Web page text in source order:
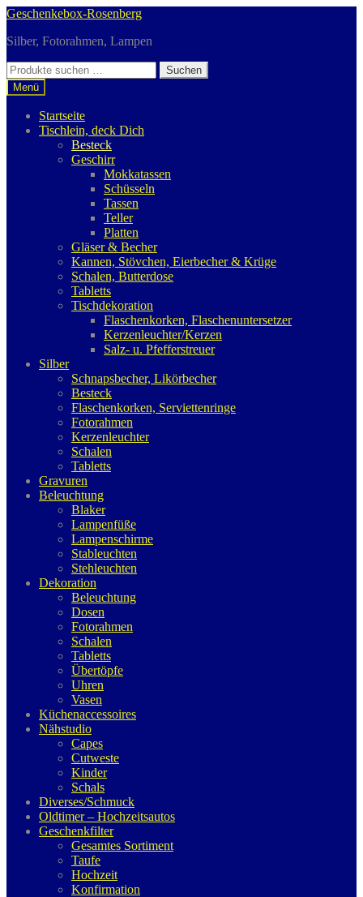
Zur
springen
Zum
springen
Geschenkebox-Rosenberg
Silber, Fotorahmen, Lampen
Suchen
nach:
Suchen
Menü
Startseite
Tischlein, deck Dich
Besteck
Geschirr
Mokkatassen
Schüsseln
Tassen
Teller
Platten
Gläser & Becher
Kannen, Stövchen, Eierbecher & Krüge
Schalen, Butterdose
Tabletts
Tischdekoration
Flaschenkorken, Flaschenuntersetzer
Kerzenleuchter/Kerzen
Salz- u. Pfefferstreuer
Silber
Schnapsbecher, Likörbecher
Besteck
Flaschenkorken, Serviettenringe
Fotorahmen
Kerzenleuchter
Schalen
Tabletts
Gravuren
Beleuchtung
Blaker
Lampenfüße
Lampenschirme
Stableuchten
Stehleuchten
Dekoration
Beleuchtung
Dosen
Fotorahmen
Schalen
Tabletts
Übertöpfe
Uhren
Vasen
Küchenaccessoires
Nähstudio
Capes
Cutweste
Kinder
Schals
Diverses/Schmuck
Oldtimer – Hochzeitsautos
Geschenkfilter
Gesamtes Sortiment
Taufe
Hochzeit
Konfirmation